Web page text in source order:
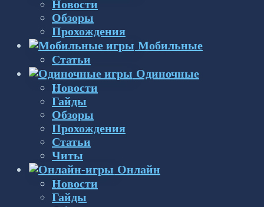
Новости
Обзоры
Прохождения
Мобильные
Статьи
Одиночные
Новости
Гайды
Обзоры
Прохождения
Статьи
Читы
Онлайн
Новости
Гайды